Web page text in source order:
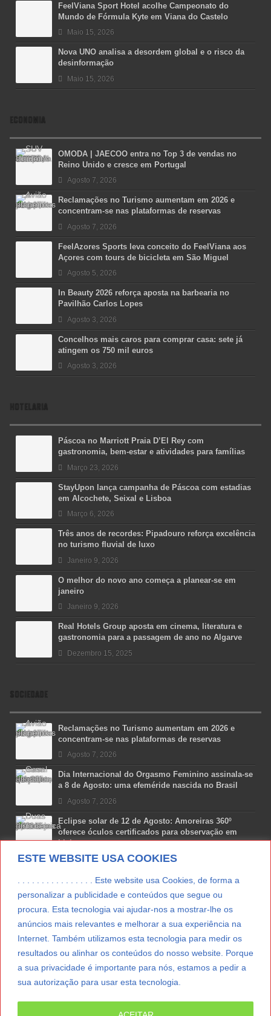
ESTE WEBSITE USA COOKIES
. . . . . . . . . . . . . . . . Este website usa Cookies, de forma a
personalizar a publicidade e conteúdos que segue ou
procura. Esta tecnologia vai ajudar-nos a mostrar-lhe os
anúncios mais relevantes e melhorar a sua experiência na
Internet. Também utilizamos esta tecnologia para medir os
resultados ou alinhar os conteúdos do nosso website. Porque
a sua privacidade é importante para nós, estamos a pedir a
sua autorização para usar esta tecnologia.
FeelViana Sport Hotel acolhe Campeonato do
Mundo de Fórmula Kyte em Viana do Castelo
Maio 15, 2026
Nova UNO analisa a desordem global e o risco da
desinformação
Maio 15, 2026
ECONOMIA
OMODA | JAECOO entra no Top 3 de vendas no
Reino Unido e cresce em Portugal
Agosto 7, 2026
Reclamações no Turismo aumentam em 2026 e
concentram-se nas plataformas de reservas
Agosto 7, 2026
FeelAzores Sports leva conceito do FeelViana aos
Açores com tours de bicicleta em São Miguel
Agosto 5, 2026
In Beauty 2026 reforça aposta na barbearia no
Pavilhão Carlos Lopes
Agosto 3, 2026
Concelhos mais caros para comprar casa: sete já
atingem os 750 mil euros
Agosto 3, 2026
HOTELARIA
Páscoa no Marriott Praia D’El Rey com
gastronomia, bem-estar e atividades para famílias
Março 23, 2026
StayUpon lança campanha de Páscoa com estadias
em Alcochete, Seixal e Lisboa
Março 6, 2026
Três anos de recordes: Pipadouro reforça excelência
no turismo fluvial de luxo
Janeiro 9, 2026
O melhor do novo ano começa a planear-se em
janeiro
Janeiro 9, 2026
Real Hotels Group aposta em cinema, literatura e
gastronomia para a passagem de ano no Algarve
Dezembro 15, 2025
SOCIEDADE
Reclamações no Turismo aumentam em 2026 e
concentram-se nas plataformas de reservas
Agosto 7, 2026
Dia Internacional do Orgasmo Feminino assinala-se
a 8 de Agosto: uma efeméride nascida no Brasil
Agosto 7, 2026
Eclipse solar de 12 de Agosto: Amoreiras 360º
oferece óculos certificados para observação em
Lisboa
Agosto 7, 2026
Lua Afonso vence prémio internacional de liderança
Agosto 7, 2026
Preparar o carro para as férias de Verão
Agosto 5, 2026